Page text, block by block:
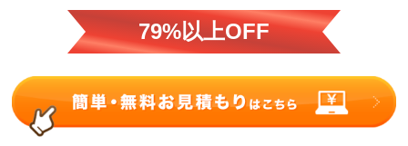
79%以上OFF